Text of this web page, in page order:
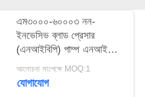
এম৩০০০-৬০০০৩ নন-
ইনভেসিভ ব্লাড প্রেসার
(এনআইবিপি) পাম্প এনআইবিপি
মডিউল ফর ইন্টেলিভিউ এমপি২/
এক্স২/এমপি২০/এমপি৩০/
আলোচনা সাপেক্ষে MOQ:1
যোগাযোগ